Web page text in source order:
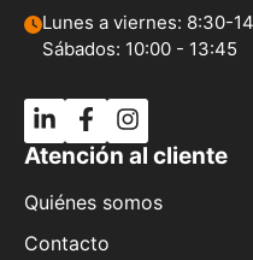
Lunes a viernes: 8:30-
Sábados: 10:00 - 13:45
Atención al cliente
Quiénes somos
Contacto